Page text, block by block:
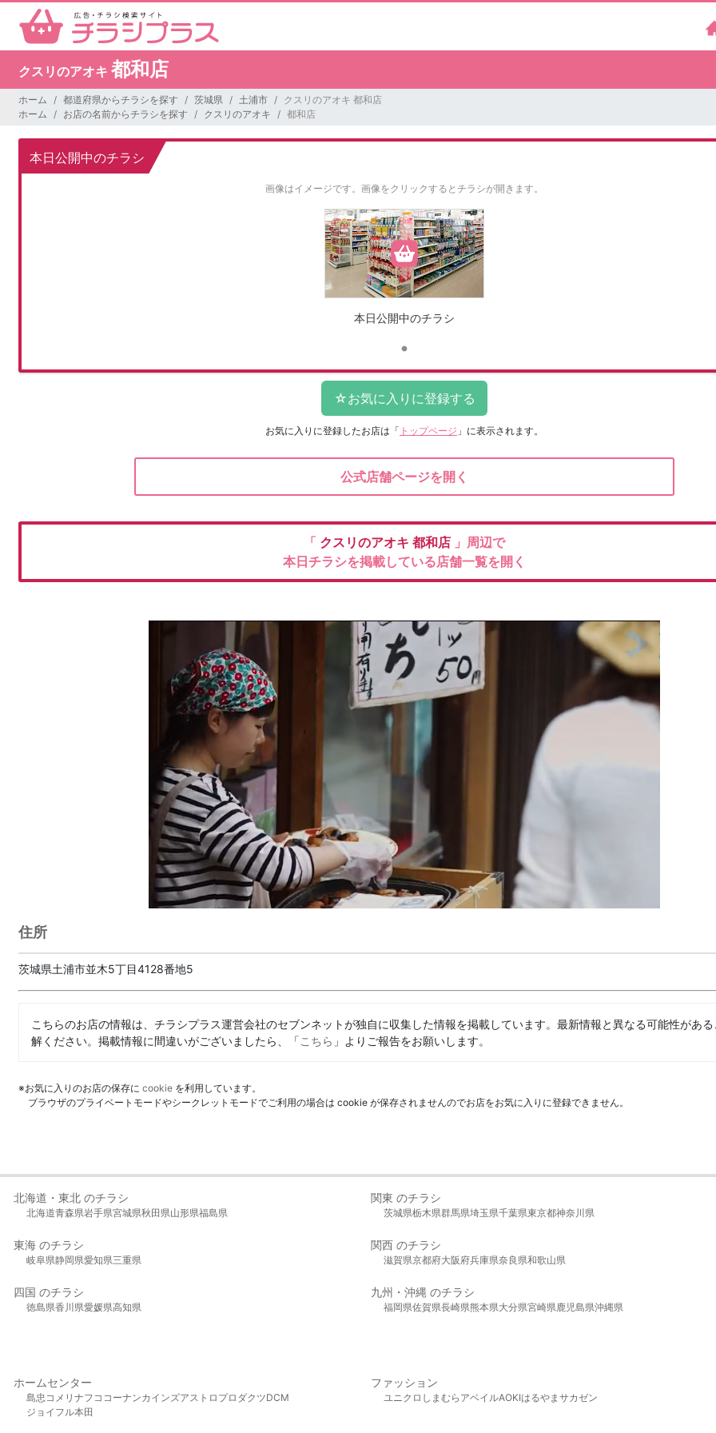
クスリのアオキ 都和店
ホーム 都道府県からチラシを探す 茨城県 土浦市
クスリのアオキ 都和店
ホーム
お店の名前からチラシを探す クスリのアオキ 都和店
本日公開中のチラシ
画像はイメージです。 画像をクリックするとチラシが開きます。
本日公開中のチラシ
お気に入りに登録したお店は 「 トップページ 」に表示されます。
公式店舗ページを開く
「 クスリのアオキ 都和店 」周辺で
本日チラシを掲載している店舗一覧を開く
住所
茨城県土浦市並木5丁目4128番地5
こちらのお店の情報は、チラシプラス運営会社のセブンネットが独自に収集した情報を掲載しています。最新情報と異なる可能性があ
解ください。掲載情報に間違いがございましたら、「こちら 」よりご報告をお願いします。
※お気に入りのお店の保存に cookie を利用しています。
ブラウザのプライベートモードやシークレットモードでご利用の場合は cookie が保存されませんのでお店をお気に入りに登録できません。
北海道・東北 のチラシ
北海道青森県岩手県宮城県秋田県山形県福島県
関東 のチラシ
茨城県栃木県群馬県埼玉県千葉県東京都神奈川県
東海 のチラシ
岐阜県静岡県愛知県三重県
関西 のチラシ
滋賀県京都府大阪府兵庫県奈良県和歌山県
四国 のチラシ
徳島県香川県愛媛県高知県
九州・沖縄 のチラシ
福岡県佐賀県長崎県熊本県大分県宮崎県鹿児島県沖縄県
ホームセンター
島忠 コメリ ナフコ コーナンカインズアストロプロダクツDCM
ジョイフル本田
ファッション
ユニクロ しまむら アベイルAOKIはるやま サカゼン